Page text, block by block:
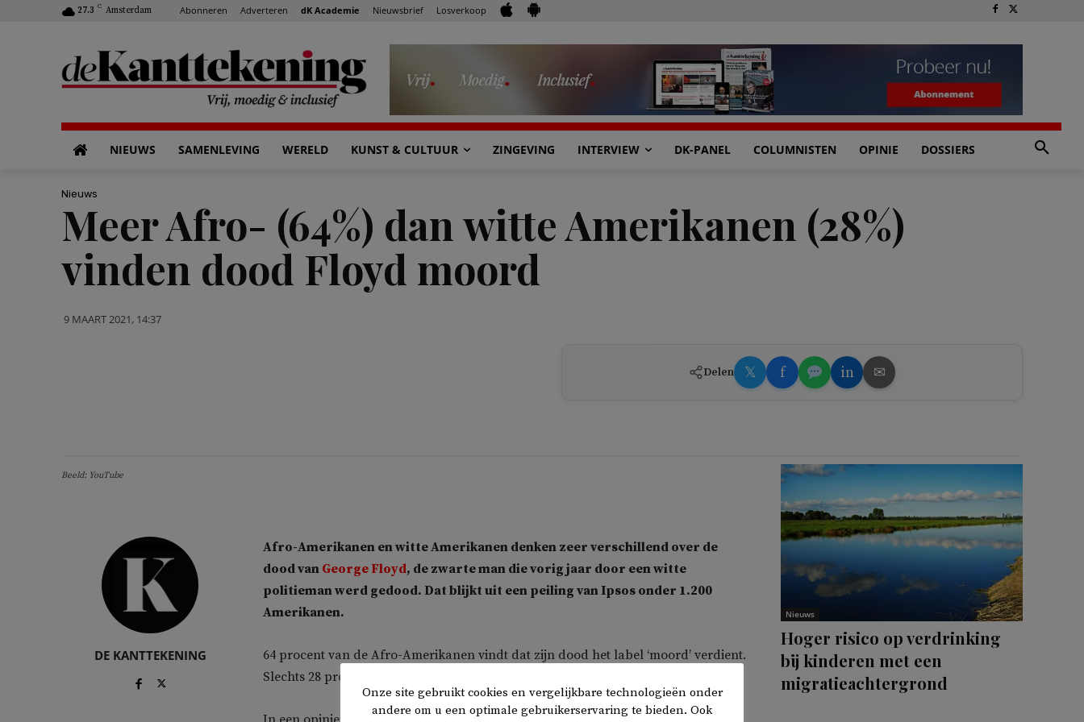
27.3 C Amsterdam Abonneren Adverteren dK Academie Nieuwsbrief Losverkoop
NIEUWS SAMENLEVING WERELD KUNST & CULTUUR ZINGEVING INTERVIEW DK-PANEL COLUMNISTEN OPINIE DOSSIERS
Nieuws
Meer Afro- (64%) dan witte Amerikanen (28%)
vinden dood Floyd moord
9 MAART 2021, 14:37
Delen 𝕏 f in ✉
Beeld: YouTube
DE KANTTEKENING
Afro-Amerikanen en witte Amerikanen denken zeer verschillend over de
dood van George Floyd, de zwarte man die vorig jaar door een witte
politieman werd gedood. Dat blijkt uit een peiling van Ipsos onder 1.200
Amerikanen.
64 procent van de Afro-Amerikanen vindt dat zijn dood het label ‘moord’ verdient.
Slechts 28 procent van de witte Amerikanen vindt dit ook.
Nieuws
Hoger risico op verdrinking
bij kinderen met een
migratieachtergrond
Onze site gebruikt cookies en vergelijkbare technologieën onder
andere om u een optimale gebruikerservaring te bieden. Ook